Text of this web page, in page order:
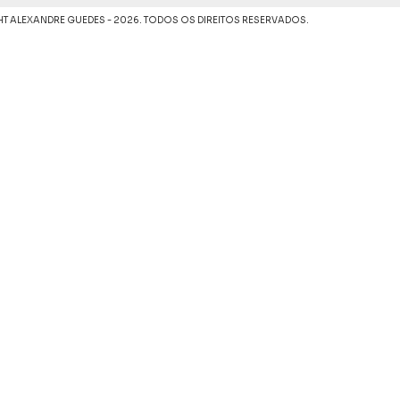
ALEXANDRE GUEDES - 2026. TODOS OS DIREITOS RESERVADOS.